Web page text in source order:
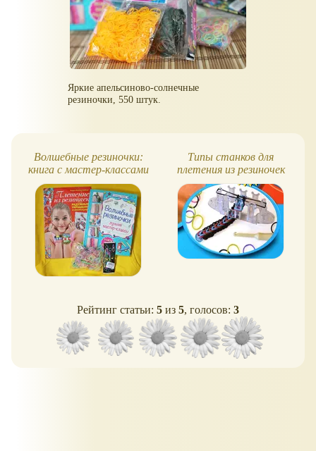
Яркие апельсиново-солнечные
резиночки, 550 штук.
Волшебные резиночки:
книга с мастер-классами
Типы станков для
плетения из резиночек
Рейтинг статьи: 5 из 5, голосов: 3